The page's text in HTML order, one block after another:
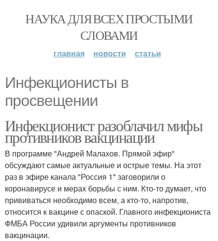
НАУКА ДЛЯ ВСЕХ ПРОСТЫМИ
СЛОВАМИ
главная новости статьи
Инфекционисты в
просвещении
Инфекционист разоблачил мифы
противников вакцинации
В программе "Андрей Малахов. Прямой эфир"
обсуждают самые актуальные и острые темы. На этот
раз в эфире канала "Россия 1" заговорили о
коронавирусе и мерах борьбы с ним. Кто-то думает, что
прививаться необходимо всем, а кто-то, напротив,
относится к вакцине с опаской. Главного инфекциониста
ФМБА России удивили аргументы противников
вакцинации.